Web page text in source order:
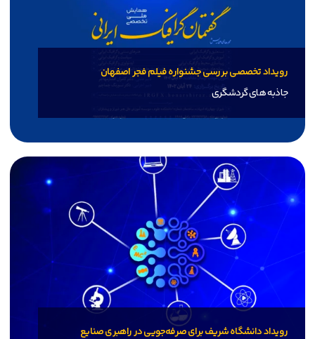
رویـداد تخصصی بـررسی جشنواره فیلم فجر اصفهان
جاذبه های گردشگری
رویداد دانشگاه شریف برای صرفه‌جویی در راهبری صنایع